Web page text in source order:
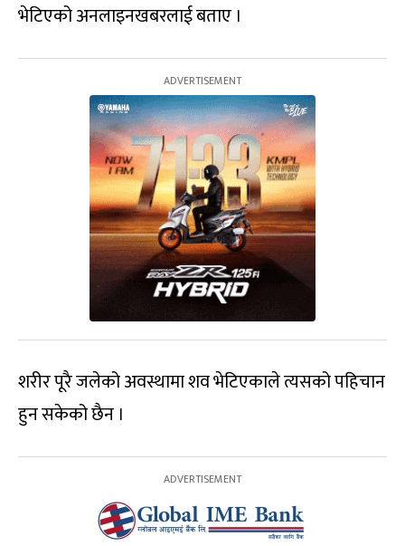
भेटिएको अनलाइनखबरलाई बताए ।
शरीर पूरै जलेको अवस्थामा शव भेटिएकाले त्यसको पहिचान
हुन सकेको छैन ।